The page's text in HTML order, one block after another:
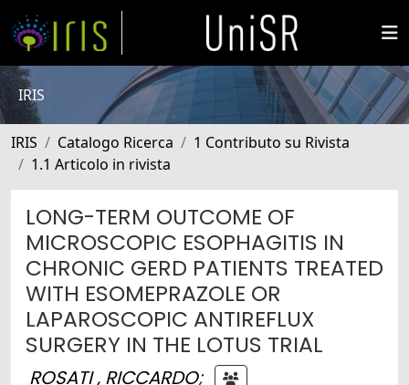
IRIS
IRIS Catalogo Ricerca
1 Contributo su Rivista
1.1 Articolo in rivista
LONG-TERM OUTCOME OF
MICROSCOPIC ESOPHAGITIS IN
CHRONIC GERD PATIENTS TREATED
WITH ESOMEPRAZOLE OR
LAPAROSCOPIC ANTIREFLUX
SURGERY IN THE LOTUS TRIAL
ROSATI , RICCARDO;